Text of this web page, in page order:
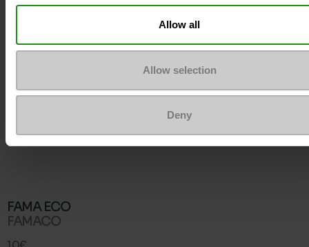
Allow all
Allow selection
Deny
FAMA ECO
FAMACO